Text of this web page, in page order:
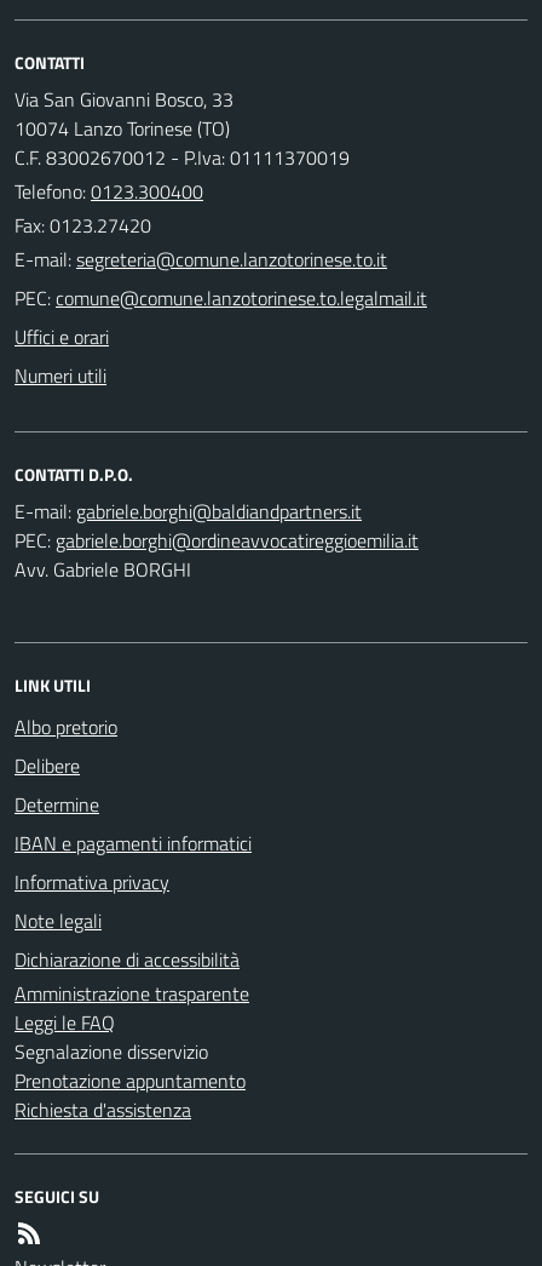
CONTATTI
Via San Giovanni Bosco, 33
10074 Lanzo Torinese (TO)
C.F. 83002670012 - P.Iva: 01111370019
Telefono:0123.300400
Fax: 0123.27420
E-mail:
PEC:
Uffici e orari
Numeri utili
CONTATTI D.P.O.
E-mail:
PEC:
Avv. Gabriele BORGHI
LINK UTILI
Albo pretorio
Delibere
Determine
IBAN e pagamenti informatici
Informativa privacy
Note legali
Dichiarazione di accessibilità
Amministrazione trasparente
Leggi le FAQ
Segnalazione disservizio
Prenotazione appuntamento
Richiesta d'assistenza
SEGUICI SU